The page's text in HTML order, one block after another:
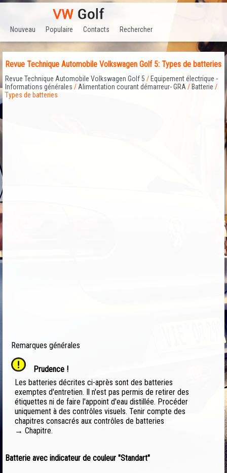
Nouveau Populaire Contacts Rechercher
Revue Technique Automobile Volkswagen Golf 5: Types de batteries
Revue Technique Automobile Volkswagen Golf 5 / Equipement électrique -
Informations générales /Alimentation courant démarreur- GRA/ Batterie /
Types de batteries
Remarques générales
Prudence !
Les batteries décrites ci-après sont des batteries
exemptes d'entretien. Il n'est pas permis de retirer des
étiquettes ni de faire l'appoint d'eau distillée. Procéder
uniquement à des contrôles visuels. Tenir compte des
chapitres consacrés aux contrôles de batteries
→ Chapitre.
Batterie avec indicateur de couleur "Standart"